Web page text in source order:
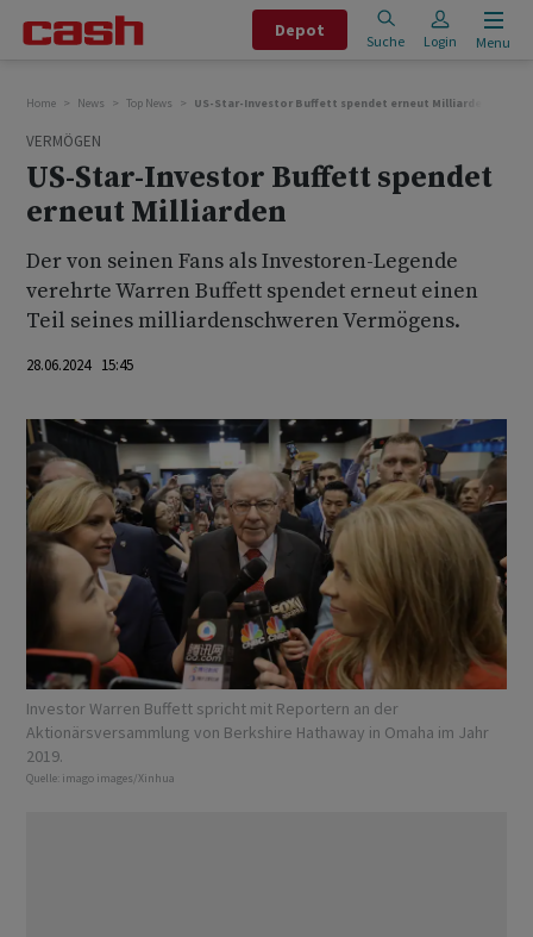
Depot
Suche Login Menu
Home News Top News US-Star-Investor Buffett spendet erneut Milliarden
VERMÖGEN
US-Star-Investor Buffett spendet
erneut Milliarden
Der von seinen Fans als Investoren-Legende
verehrte Warren Buffett spendet erneut einen
Teil seines milliardenschweren Vermögens.
28.06.2024 15:45
Investor Warren Buffett spricht mit Reportern an der
Aktionärsversammlung von Berkshire Hathaway in Omaha im Jahr
2019.
Quelle: imago images/Xinhua